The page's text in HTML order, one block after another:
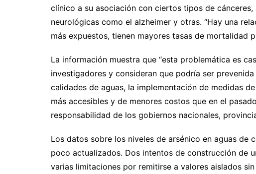
clínico a su asociación con ciertos tipos de
neurológicas como el alzheimer y otras. “Hay una
más expuestos, tienen mayores tasas de mortalidad
La información muestra que “esta problemática es
investigadores y consideran que podría ser
calidades de aguas, la implementación de medidas
más accesibles y de menores costos que en el
responsabilidad de los gobiernos nacionales,
Los datos sobre los niveles de arsénico en aguas de
poco actualizados. Dos intentos de construcción de
varias limitaciones por remitirse a valores aislados